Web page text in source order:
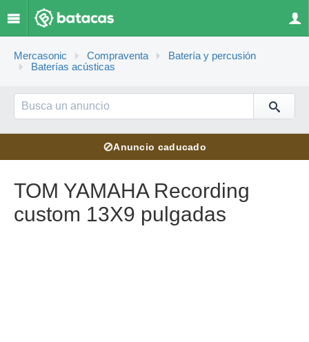
Mercasonic Compraventa
Batería y percusión
Baterías acústicas
⊘Anuncio caducado
TOM YAMAHA Recording
custom 13X9 pulgadas